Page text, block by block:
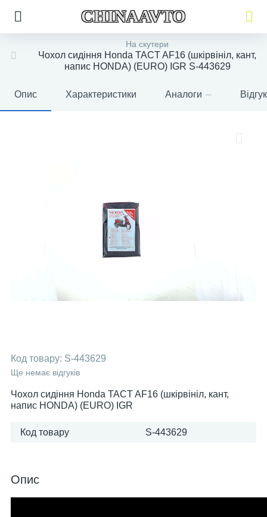
CHINAAVTO
На скутери
Чохол сидіння Honda TACT AF16 (шкірвініл, кант,
напис HONDA) (EURO) IGR S-443629
Опис Характеристики Аналоги
Код товару: S-443629
Ще немає відгуків
Чохол сидіння Honda TACT AF16 (шкірвініл, кант,
напис HONDA) (EURO) IGR
Код товару S-443629
Опис